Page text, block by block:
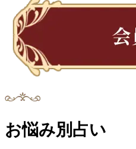
お悩み別占い